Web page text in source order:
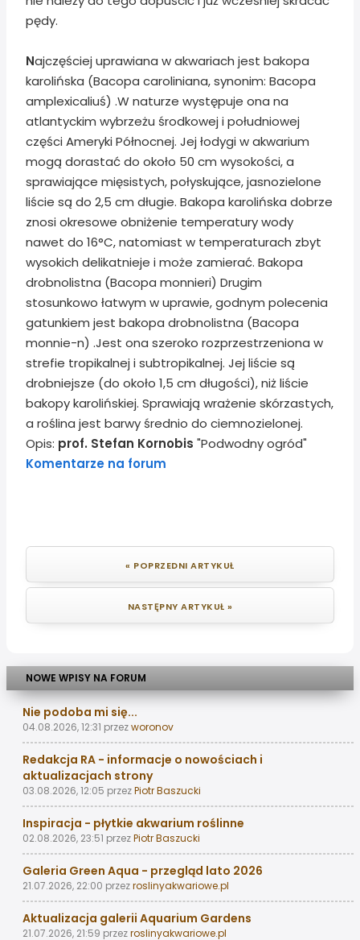
pędy.
Najczęściej uprawiana w akwariach jest bakopa
karolińska (Bacopa caroliniana, synonim: Bacopa
amplexicaliuś) .W naturze występuje ona na
atlantyckim wybrzeżu środkowej i południowej
części Ameryki Północnej. Jej łodygi w akwarium
mogą dorastać do około 50 cm wysokości, a
sprawiające mięsistych, połyskujące, jasnozielone
liście są do 2,5 cm długie. Bakopa karolińska dobrze
znosi okresowe obniżenie temperatury wody
nawet do 16°C, natomiast w temperaturach zbyt
wysokich delikatnieje i może zamierać. Bakopa
drobnolistna (Bacopa monnieri) Drugim
stosunkowo łatwym w uprawie, godnym polecenia
gatunkiem jest bakopa drobnolistna (Bacopa
monnie-n) .Jest ona szeroko rozprzestrzeniona w
strefie tropikalnej i subtropikalnej. Jej liście są
drobniejsze (do około 1,5 cm długości), niż liście
bakopy karolińskiej. Sprawiają wrażenie skórzastych,
a roślina jest barwy średnio do ciemnozielonej.
Opis: prof. Stefan Kornobis "Podwodny ogród"
Komentarze na forum
« POPRZEDNI ARTYKUŁ
NASTĘPNY ARTYKUŁ »
NOWE WPISY NA FORUM
Nie podoba mi się...
04.08.2026, 12:31 przezworonov
Redakcja RA - informacje o nowościach i
aktualizacjach strony
03.08.2026, 12:05 przezPiotr Baszucki
Inspiracja - płytkie akwarium roślinne
02.08.2026, 23:51 przezPiotr Baszucki
Galeria Green Aqua - przegląd lato 2026
21.07.2026, 22:00 przezroslinyakwariowe.pl
Aktualizacja galerii Aquarium Gardens
21.07.2026, 21:59 przezroslinyakwariowe.pl